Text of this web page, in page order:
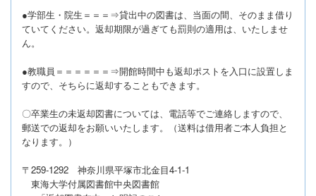
●学部生・院生＝＝＝⇒貸出中の図書は、当面の間、そのまま借り
ていてください。返却期限が過ぎても罰則の適用は、いたしませ
ん。
●教職員＝＝＝＝＝＝⇒開館時間中も返却ポストを入口に設置しま
すので、そちらに返却することもできます。
〇卒業生の未返却図書については、電話等でご連絡しますので、
郵送での返却をお願いいたします。（送料は借用者ご本人負担と
なります。）
〒259-1292 神奈川県平塚市北金目4-1-1
東海大学付属図書館中央図書館